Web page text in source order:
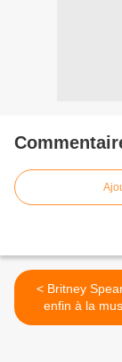
< Britney Spears revient
enfin à la
s’offrant un duo